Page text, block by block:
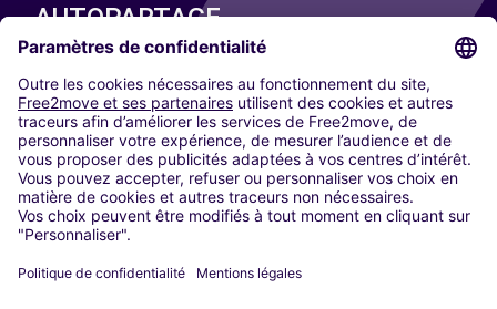
AUTOPARTAGE
Paris
Madrid
Washington DC
Milan
Rome
Turin
Vienne
Berlin
Düsseldorf